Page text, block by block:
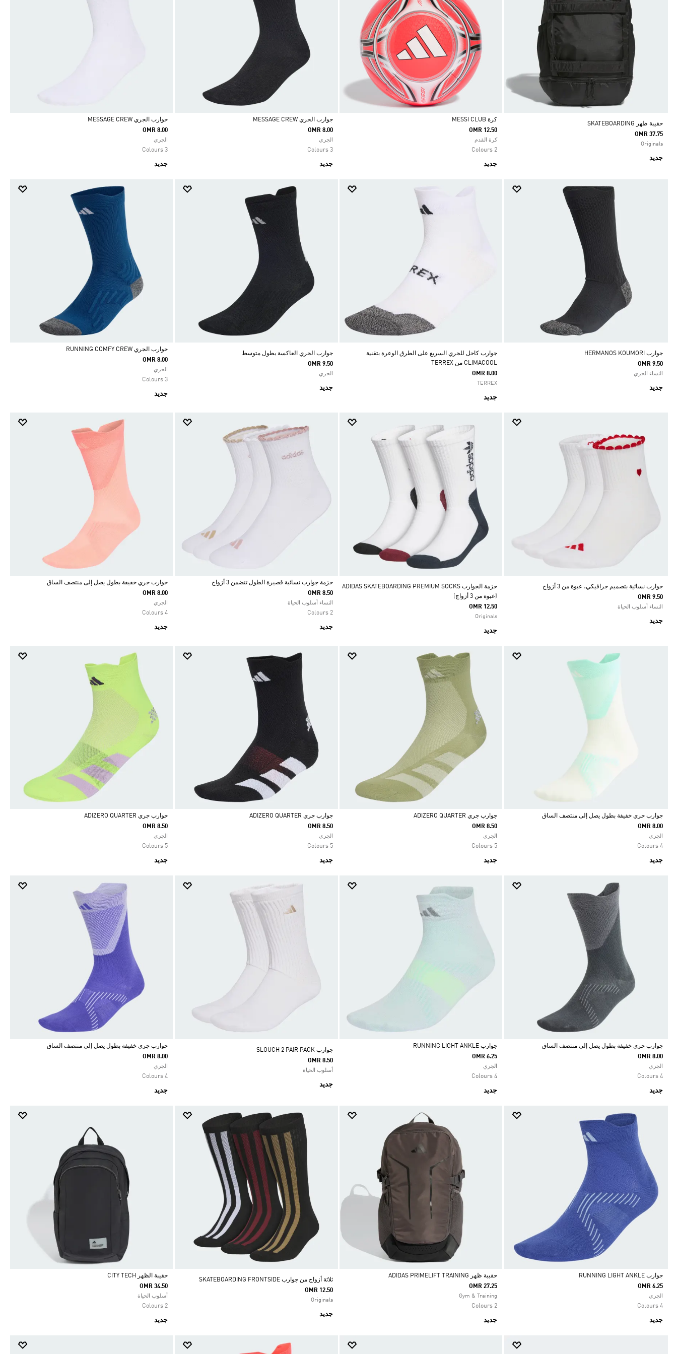
حقيبة ظهر SKATEBOARDING
OMR 37.75
Originals
جديد
Selected
كرة MESSI CLUB
OMR 12.50
كرة القدم
2 Colours
جديد
Selected
جوارب الجري MESSAGE CREW
OMR 8.00
الجري
3 Colours
جديد
Selected
جوارب الجري MESSAGE CREW
OMR 8.00
الجري
3 Colours
جديد
جوارب HERMANOS KOUMORI
OMR 9.50
النساء الجري
جديد
جوارب كاحل للجري السريع على الطرق الوعرة بتقنية
CLIMACOOL من TERREX
OMR 8.00
TERREX
جديد
جوارب الجري العاكسة بطول متوسط
OMR 9.50
الجري
جديد
Selected
جوارب الجري RUNNING COMFY CREW
OMR 8.00
الجري
3 Colours
جديد
جوارب نسائية بتصميم جرافيكي، عبوة من 3 أزواج
OMR 9.50
النساء أسلوب الحياة
جديد
حزمة الجوارب ADIDAS SKATEBOARDING PREMIUM SOCKS
(عبوة من 3 أزواج)
OMR 12.50
Originals
جديد
Selected
حزمة جوارب نسائية قصيرة الطول تتضمن 3 أزواج
OMR 8.50
النساء أسلوب الحياة
2 Colours
جديد
Selected
جوارب جري خفيفة بطول يصل إلى منتصف الساق
OMR 8.00
الجري
4 Colours
جديد
Selected
جوارب جري خفيفة بطول يصل إلى منتصف الساق
OMR 8.00
الجري
4 Colours
جديد
Selected
جوارب جري ADIZERO QUARTER
OMR 8.50
الجري
5 Colours
جديد
Selected
جوارب جري ADIZERO QUARTER
OMR 8.50
الجري
5 Colours
جديد
Selected
جوارب جري ADIZERO QUARTER
OMR 8.50
الجري
5 Colours
جديد
Selected
جوارب جري خفيفة بطول يصل إلى منتصف الساق
OMR 8.00
الجري
4 Colours
جديد
Selected
جوارب RUNNING LIGHT ANKLE
OMR 6.25
الجري
4 Colours
جديد
جوارب SLOUCH 2 PAIR PACK
OMR 8.50
أسلوب الحياة
جديد
Selected
جوارب جري خفيفة بطول يصل إلى منتصف الساق
OMR 8.00
الجري
4 Colours
جديد
Selected
جوارب RUNNING LIGHT ANKLE
OMR 6.25
الجري
4 Colours
جديد
Selected
حقيبة ظهر ADIDAS PRIMELIFT TRAINING
OMR 27.25
Gym & Training
2 Colours
جديد
ثلاثة أزواج من جوارب SKATEBOARDING FRONTSIDE
OMR 12.50
Originals
جديد
Selected
حقيبة الظهر CITY TECH
OMR 34.50
أسلوب الحياة
2 Colours
جديد